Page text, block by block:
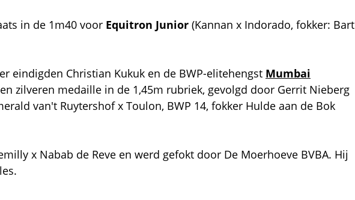
in de 1m40 voor Equitron Junior (Kannan x Indorado, fokker: Bart
eindigden Christian Kukuk en de BWP-elitehengst Mumbai
zilveren medaille in de 1,45m rubriek, gevolgd door Gerrit Nieberg
van't Ruytershof x Toulon, BWP 14, fokker Hulde aan de Bok
x Nabab de Reve en werd gefokt door De Moerhoeve BVBA. Hij